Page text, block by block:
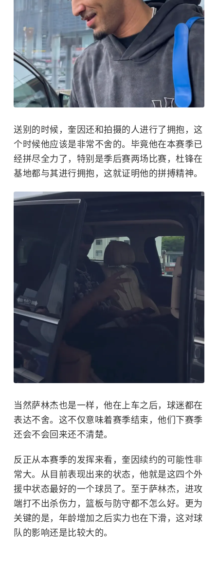
送别的时候，奎因还和拍摄的人进行了拥抱，这
个时候他应该是非常不舍的。毕竟他在本赛季已
经拼尽全力了，特别是季后赛两场比赛，杜锋在
基地都与其进行拥抱，这就证明他的拼搏精神。
当然萨林杰也是一样，他在上车之后，球迷都在
表达不舍。这不仅意味着赛季结束，他们下赛季
还会不会回来还不清楚。
反正从本赛季的发挥来看，奎因续约的可能性非
常大。从目前表现出来的状态，他就是这四个外
援中状态最好的一个球员了。至于萨林杰，进攻
端打不出杀伤力，篮板与防守都不怎么好。更为
关键的是，年龄增加之后实力也在下滑，这对球
队的影响还是比较大的。